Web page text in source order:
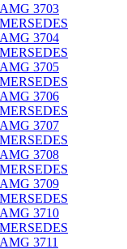
AMG 3703
MERSEDES
AMG 3704
MERSEDES
AMG 3705
MERSEDES
AMG 3706
MERSEDES
AMG 3707
MERSEDES
AMG 3708
MERSEDES
AMG 3709
MERSEDES
AMG 3710
MERSEDES
AMG 3711